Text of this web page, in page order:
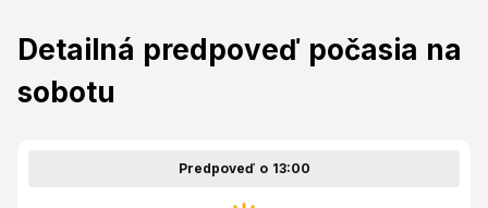
Detailná predpoveď počasia na
sobotu
Predpoveď o 13:00